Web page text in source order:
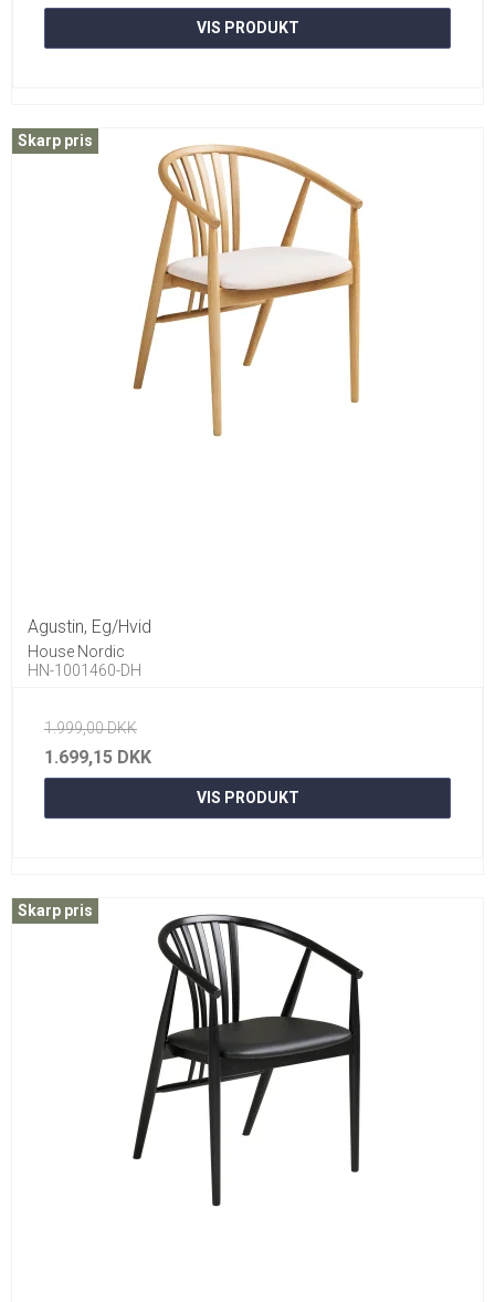
VIS PRODUKT
Skarp pris
Agustin, Eg/Hvid
House Nordic
HN-1001460-DH
1.999,00 DKK
1.699,15 DKK
VIS PRODUKT
Skarp pris